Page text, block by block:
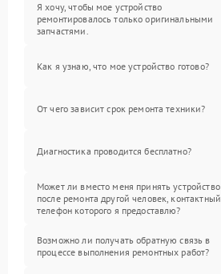
Я хочу, чтобы мое устройство
ремонтировалось только оригинальными
запчастями.
Как я узнаю, что мое устройство готово?
От чего зависит срок ремонта техники?
Диагностика проводится бесплатно?
Может ли вместо меня принять устройство
после ремонта другой человек, контактный
телефон которого я предоставлю?
Возможно ли получать обратную связь в
процессе выполнения ремонтных работ?